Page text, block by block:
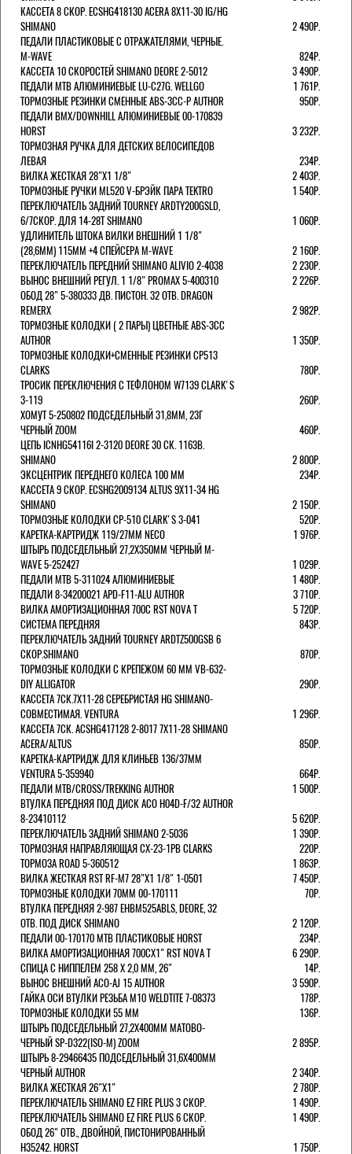
КАССЕТА 8 СКОР. ECSHG418130 ACERA 8Х11-30 IG/HG
SHIMANO
2 490Р.
ПЕДАЛИ ПЛАСТИКОВЫЕ С ОТРАЖАТЕЛЯМИ, ЧЕРНЫЕ.
M-WAVE
824Р.
КАССЕТА 10 СКОРОСТЕЙ SHIMANO DEORE 2-5012
3 490Р.
ПЕДАЛИ MTB АЛЮМИНИЕВЫЕ LU-C27G. WELLGO
1 761Р.
ТОРМОЗНЫЕ РЕЗИНКИ СМЕННЫЕ ABS-3CC-P AUTHOR
950Р.
ПЕДАЛИ BMX/DOWNHILL АЛЮМИНИЕВЫЕ 00-170839
HORST
3 232Р.
ТОРМОЗНАЯ РУЧКА ДЛЯ ДЕТСКИХ ВЕЛОСИПЕДОВ
ЛЕВАЯ
234Р.
ВИЛКА ЖЕСТКАЯ 28"Х1 1/8"
2 403Р.
ТОРМОЗНЫЕ РУЧКИ ML520 V-БРЭЙК ПАРА TEKTRO
1 540Р.
ПЕРЕКЛЮЧАТЕЛЬ ЗАДНИЙ TOURNEY ARDTY200GSLD,
6/7СКОР. ДЛЯ 14-28T SHIMANO
1 060Р.
УДЛИНИТЕЛЬ ШТОКА ВИЛКИ ВНЕШНИЙ 1 1/8"
(28,6ММ) 115ММ +4 СПЕЙСЕРА M-WAVE
2 160Р.
ПЕРЕКЛЮЧАТЕЛЬ ПЕРЕДНИЙ SHIMANO ALIVIO 2-4038
2 230Р.
ВЫНОС ВНЕШНИЙ РЕГУЛ. 1 1/8" PROMAX 5-400310
2 226Р.
ОБОД 28" 5-380333 ДВ. ПИСТОН. 32 ОТВ. DRAGON
REMERX
2 982Р.
ТОРМОЗНЫЕ КОЛОДКИ ( 2 ПАРЫ) ЦВЕТНЫЕ ABS-3CC
AUTHOR
1 350Р.
ТОРМОЗНЫЕ КОЛОДКИ+СМЕННЫЕ РЕЗИНКИ CP513
CLARKS
780Р.
ТРОСИК ПЕРЕКЛЮЧЕНИЯ С ТЕФЛОНОМ W7139 СLARK'S
3-119
260Р.
ХОМУТ 5-250802 ПОДСЕДЕЛЬНЫЙ 31,8ММ, 23Г
ЧЕРНЫЙ ZOOM
460Р.
ЦЕПЬ ICNHG54116I 2-3120 DEORE 30 СК. 116ЗВ.
SHIMANO
2 800Р.
ЭКСЦЕНТРИК ПЕРЕДНЕГО КОЛЕСА 100 ММ
234Р.
КАССЕТА 9 СКОР. ECSHG2009134 ALTUS 9Х11-34 HG
SHIMANO
2 150Р.
ТОРМОЗНЫЕ КОЛОДКИ CP-510 CLARK'S 3-041
520Р.
КАРЕТКА-КАРТРИДЖ 119/27ММ NECO
1 976Р.
ШТЫРЬ ПОДСЕДЕЛЬНЫЙ 27,2Х350ММ ЧЕРНЫЙ M-
WAVE 5-252427
1 029Р.
ПЕДАЛИ MTB 5-311024 АЛЮМИНИЕВЫЕ
1 480Р.
ПЕДАЛИ 8-34200021 APD-F11-ALU AUTHOR
3 710Р.
ВИЛКА АМОРТИЗАЦИОННАЯ 700С RST NOVA T
5 720Р.
СИСТЕМА ПЕРЕДНЯЯ
843Р.
ПЕРЕКЛЮЧАТЕЛЬ ЗАДНИЙ TOURNEY ARDTZ500GSB 6
СКОР.SHIMANO
870Р.
ТОРМОЗНЫЕ КОЛОДКИ С КРЕПЕЖОМ 60 ММ VB-632-
DIY ALLIGATOR
290Р.
КАССЕТА 7СК.7Х11-28 СЕРЕБРИСТАЯ HG SHIMANO-
СОВМЕСТИМАЯ. VENTURA
1 296Р.
КАССЕТА 7СК. ACSHG417128 2-8017 7Х11-28 SHIMANO
ACERA/ALTUS
850Р.
КАРЕТКА-КАРТРИДЖ ДЛЯ КЛИНЬЕВ 136/37ММ
VENTURA 5-359940
664Р.
ПЕДАЛИ MTB/CROSS/TREKKING AUTHOR
1 500Р.
ВТУЛКА ПЕРЕДНЯЯ ПОД ДИСК ACO H04D-F/32 AUTHOR
8-23410112
5 620Р.
ПЕРЕКЛЮЧАТЕЛЬ ЗАДНИЙ SHIMANO 2-5036
1 390Р.
ТОРМОЗНАЯ НАПРАВЛЯЮЩАЯ CX-23-1PB CLARKS
220Р.
ТОРМОЗА ROAD 5-360512
1 863Р.
ВИЛКА ЖЕСТКАЯ RST RF-M7 28"Х1 1/8" 1-0501
7 450Р.
ТОРМОЗНЫЕ КОЛОДКИ 70ММ 00-170111
70Р.
ВТУЛКА ПЕРЕДНЯЯ 2-987 EHBM525ABLS, DEORE, 32
ОТВ. ПОД ДИСК SHIMANO
2 120Р.
ПЕДАЛИ 00-170170 МТВ ПЛАСТИКОВЫЕ HORST
234Р.
ВИЛКА АМОРТИЗАЦИОННАЯ 700СХ1" RST NOVA T
6 290Р.
СПИЦА С НИППЕЛЕМ 258 Х 2,0 ММ, 26"
14Р.
ВЫНОС ВНЕШНИЙ ACO-AJ 15 AUTHOR
3 590Р.
ГАЙКА ОСИ ВТУЛКИ РЕЗЬБА М10 WELDTITE 7-08373
178Р.
ТОРМОЗНЫЕ КОЛОДКИ 55 ММ
136Р.
ШТЫРЬ ПОДСЕДЕЛЬНЫЙ 27,2Х400ММ МАТОВО-
ЧЕРНЫЙ SP-D322(ISO-M) ZOOM
2 895Р.
ШТЫРЬ 8-29466435 ПОДСЕДЕЛЬНЫЙ 31,6X400ММ
ЧЕРНЫЙ AUTHOR
2 340Р.
ВИЛКА ЖЕСТКАЯ 26"Х1"
2 780Р.
ПЕРЕКЛЮЧАТЕЛЬ SHIMANO EZ FIRE PLUS 3 СКОР.
1 490Р.
ПЕРЕКЛЮЧАТЕЛЬ SHIMANO EZ FIRE PLUS 6 СКОР.
1 490Р.
ОБОД 26" ОТВ., ДВОЙНОЙ, ПИСТОНИРОВАННЫЙ
H35242. HORST
1 750Р.